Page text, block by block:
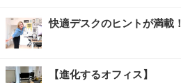
快適デスクのヒントが満載
【進化するオフィス】